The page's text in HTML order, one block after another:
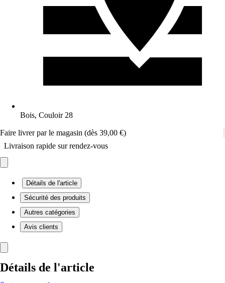
Bois, Couloir 28
Faire livrer par le magasin (dès 39,00 €)
Livraison rapide sur rendez-vous
Détails de l'article
Sécurité des produits
Autres catégories
Avis clients
Détails de l'article